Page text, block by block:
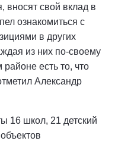
вносят свой вклад в
ознакомиться с
в других
из них по-своему
есть то, что
Александр
16 школ, 21 детский